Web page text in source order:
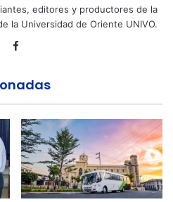
editores y productores de la
la Universidad de Oriente UNIVO.
Facebook